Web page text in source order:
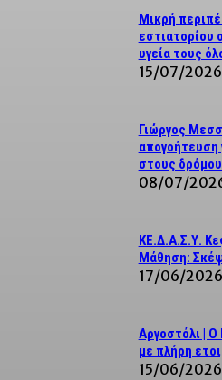
Μικρή
εστιατορίου
υγεία τους
15/07/2026
Γιώργος
απογοήτευση
στους
08/07/
ΚΕ.Δ.Α.Σ.Υ.
Μάθηση:
17/06/2026
Αργοστόλι | Ο
με πλήρη
15/06/2026